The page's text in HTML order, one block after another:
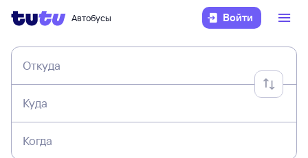
Автобусы Войти
Откуда
Куда
Когда